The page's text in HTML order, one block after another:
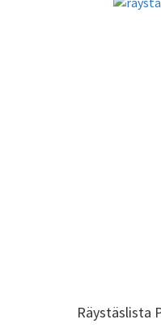
Räystäslista
Räystäslista